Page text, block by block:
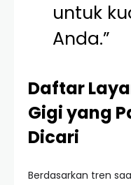
untuk
Anda.”
Daftar
Gigi yang
Dicari
Berdasarkan tren